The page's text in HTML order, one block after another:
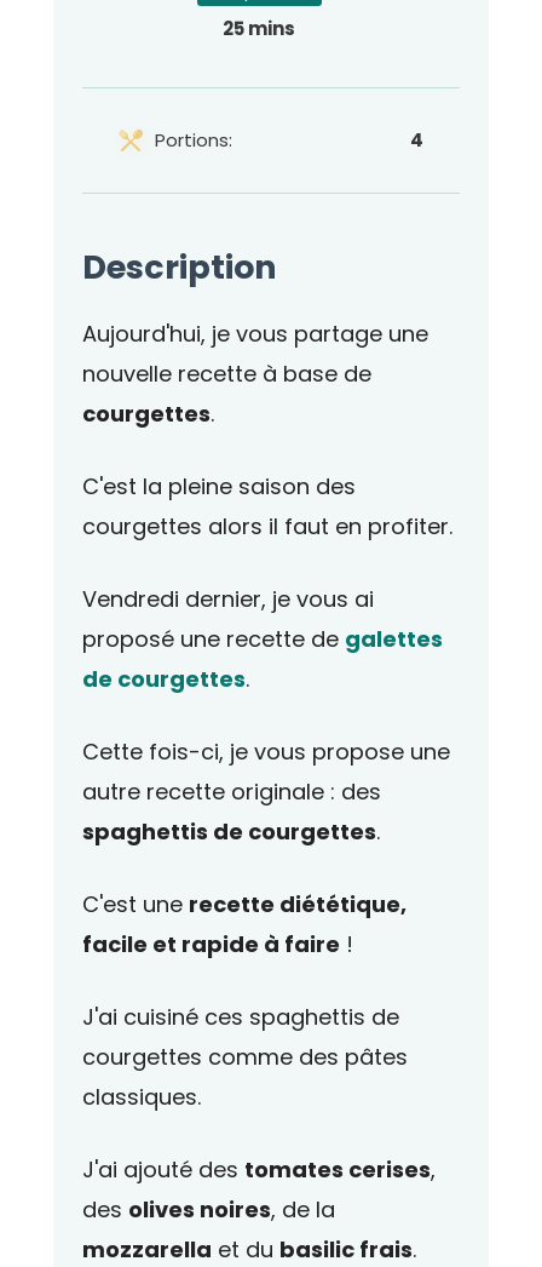
25 mins
Portions: 4
Description
Aujourd'hui, je vous partage une
nouvelle recette à base de
courgettes.
C'est la pleine saison des
courgettes alors il faut en profiter.
Vendredi dernier, je vous ai
proposé une recette de galettes
de courgettes.
Cette fois-ci, je vous propose une
autre recette originale : des
spaghettis de courgettes.
C'est une recette diététique,
facile et rapide à faire !
J'ai cuisiné ces spaghettis de
courgettes comme des pâtes
classiques.
J'ai ajouté des tomates cerises,
des olives noires, de la
mozzarella et du basilic frais.